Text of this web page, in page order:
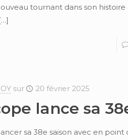
tournant dans son histoire
[…]
sur 20 février 2025
lance sa
sa 38e saison avec en point